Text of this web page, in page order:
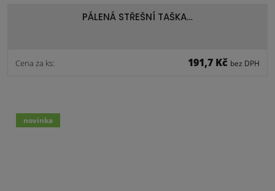
PÁLENÁ STŘEŠNÍ TAŠKA…
Cena za ks: 191,7 Kč bez DPH
novinka